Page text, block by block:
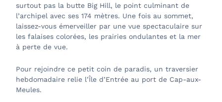
surtout pas la butte Big Hill, le point culminant de
l’archipel avec ses 174 mètres. Une fois au sommet,
laissez-vous émerveiller par une vue spectaculaire sur
les falaises colorées, les prairies ondulantes et la mer
à perte de vue.
Pour rejoindre ce petit coin de paradis, un traversier
hebdomadaire relie l’Île d’Entrée au port de Cap-aux-
Meules.